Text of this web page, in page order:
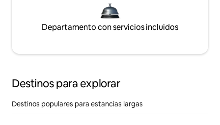
Departamento con servicios incluidos
Destinos para explorar
Destinos populares para estancias largas